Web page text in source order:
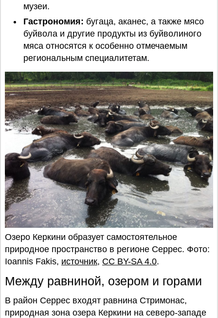
музеи.
Гастрономия: бугаца, аканес, а также мясо
буйвола и другие продукты из буйволиного
мяса относятся к особенно отмечаемым
региональным специалитетам.
Озеро Керкини образует самостоятельное
природное пространство в регионе Серрес. Фото:
Ioannis Fakis, источник, CC BY-SA 4.0.
Между равниной, озером и горами
В район Серрес входят равнина Стримонас,
природная зона озера Керкини на северо-западе